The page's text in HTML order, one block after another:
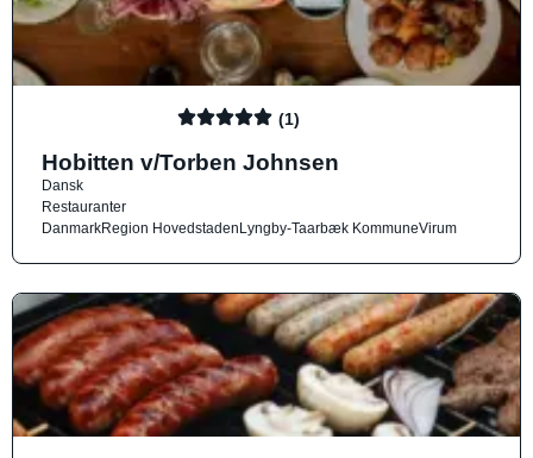
(1)
Hobitten v/Torben Johnsen
Dansk
Restauranter
DanmarkRegion HovedstadenLyngby-Taarbæk KommuneVirum